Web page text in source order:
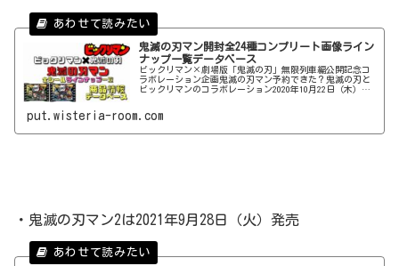
鬼滅の刃マン開封全24種コンプリート画像ライン
ナップ一覧データベース
ビックリマン×劇場版「鬼滅の刃」無限列車編公開記念コ
ラボレーション企画鬼滅の刃マン予約できた？鬼滅の刃と
ビックリマンのコラボレーション2020年10月22日（木）に
般量販店にて発売予定が先に情報として出ており、インタ
put.wisteria-room.com
・鬼滅の刃マン2は2021年9月28日（火）発売